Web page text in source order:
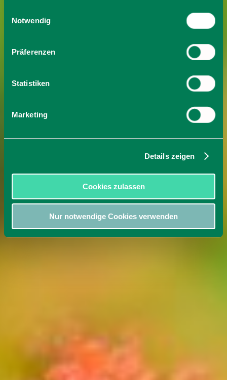
Cookies, wenn Sie unsere Webseite weiterhin nutzen.
Notwendig
Präferenzen
Statistiken
Marketing
Details zeigen
Cookies zulassen
Nur notwendige Cookies verwenden